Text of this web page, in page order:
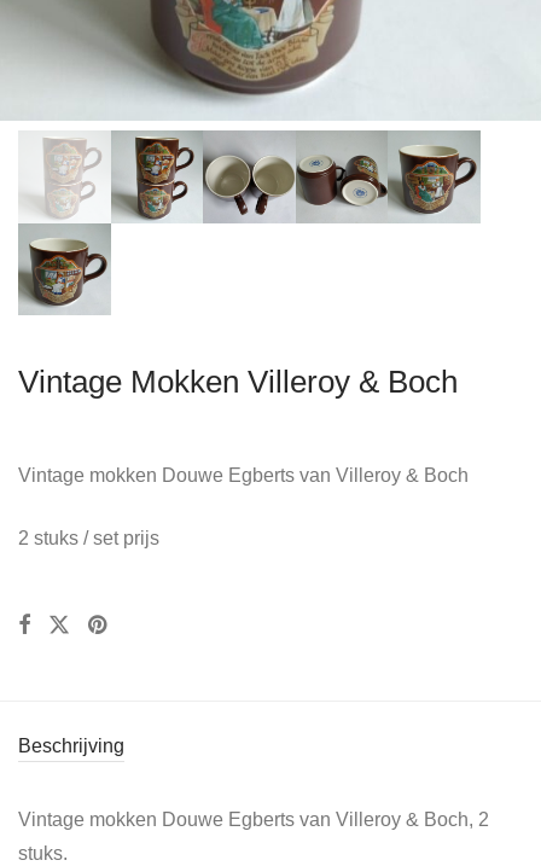
Vintage Mokken Villeroy & Boch
Vintage mokken Douwe Egberts van Villeroy & Boch
2 stuks / set prijs
Beschrijving
Vintage mokken Douwe Egberts van Villeroy & Boch, 2
stuks.